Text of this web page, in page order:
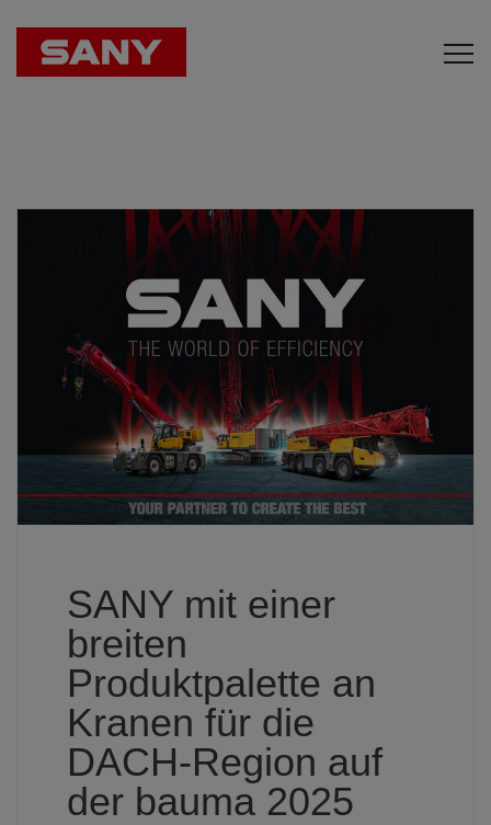
SANY mit einer
breiten
Produktpalette an
Kranen für die
DACH-Region auf
der bauma 2025